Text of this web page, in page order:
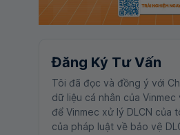
Đăng Ký Tư Vấn
Tôi đã đọc và đồng ý với
dữ liệu cá nhân của Vinmec
để Vinmec xử lý DLCN của
của pháp luật về bảo vệ